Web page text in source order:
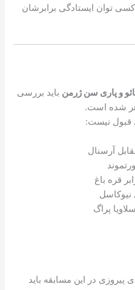
توان ایستادگی برابرشان
و پاری سن ژرمن باید بررسی
شده است.
قبول نیست:
آرسنال
نیوکاسل
پراگ
پیروزی در این مسابقه باید